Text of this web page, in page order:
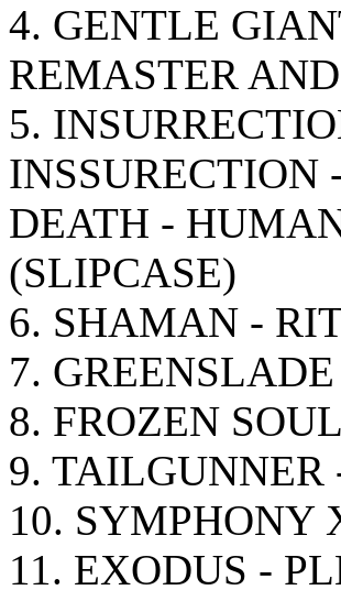
4. GENTLE
REMASTER
5.
DEATH -
(SLIPCASE)
6. SHAMAN -
7.
8. FROZEN
9. TAILGUNNER
10. SYMPHONY
11. EXODUS -